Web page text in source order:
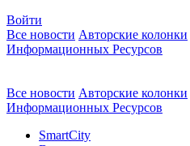
Войти
Все новости Авторские колонки
Информационных Ресурсов
Все новости Авторские колонки
Информационных Ресурсов
SmartCity